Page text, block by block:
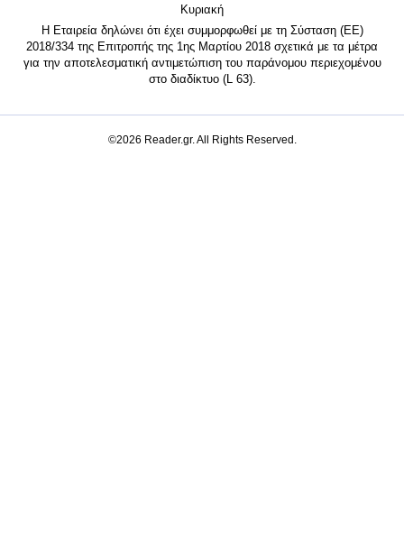
Κυριακή
Η Εταιρεία δηλώνει ότι έχει συμμορφωθεί με τη Σύσταση (ΕΕ)
2018/334 της Επιτροπής της 1ης Μαρτίου 2018 σχετικά με τα μέτρα
για την αποτελεσματική αντιμετώπιση του παράνομου περιεχομένου
στο διαδίκτυο (L 63).
©2026 Reader.gr. All Rights Reserved.